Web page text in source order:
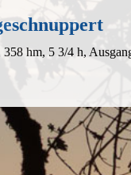
hm, 5 3/4 h,